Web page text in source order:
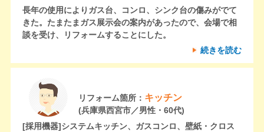
長年の使用によりガス台、コンロ、シンク台の傷みがでて
きた。たまたまガス展示会の案内があったので、会場で相
談を受け、リフォームすることにした。
続きを読む
リフォーム箇所： キッチン
(兵庫県西宮市／男性・60代)
[採用機器]システムキッチン、ガスコンロ、壁紙・クロス